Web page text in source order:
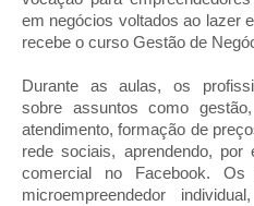
em negócios voltados ao lazer
recebe o curso Gestão de
Durante as aulas, os
sobre assuntos como
atendimento, formação de
rede sociais, aprendendo,
comercial no Facebook.
microempreendedor